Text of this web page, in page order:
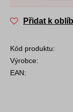
Přidat k
Kód produktu:
Výrobce:
EAN: